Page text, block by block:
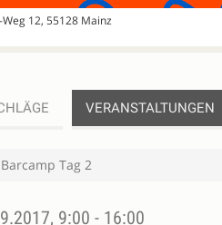
12, 55128 Mainz
VERANSTALTUNGEN
Barcamp Tag 2
9:00 - 16:00